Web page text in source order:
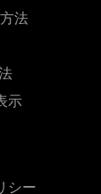
法
示
シー